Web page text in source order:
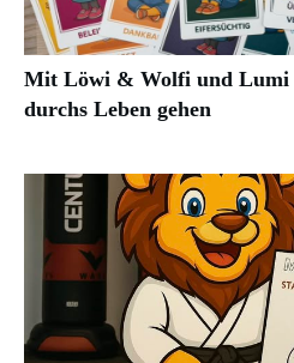
Mit Löwi & Wolfi und Lumi
durchs Leben gehen